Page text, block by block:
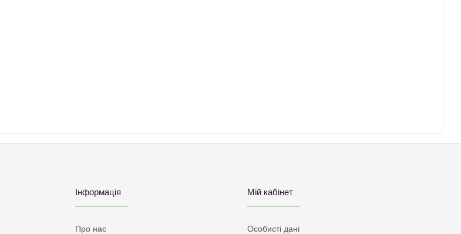
Інформація
Про нас
Мій кабінет
Особисті дані